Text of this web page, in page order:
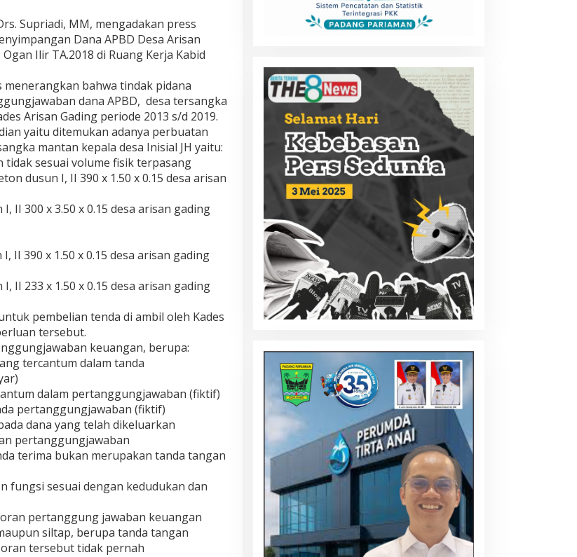
Supriadi, MM, mengadakan press
Dana APBD Desa Arisan
Ilir TA.2018 di Ruang Kerja Kabid
menerangkan bahwa tindak pidana
dana APBD, desa tersangka
Arisan Gading periode 2013 s/d 2019.
yaitu ditemukan adanya perbuatan
mantan kepala desa Inisial JH yaitu:
tidak sesuai volume fisik terpasang
dusun I, II 390 x 1.50 x 0.15 desa arisan
II 300 x 3.50 x 0.15 desa arisan gading
II 390 x 1.50 x 0.15 desa arisan gading
II 233 x 1.50 x 0.15 desa arisan gading
pembelian tenda di ambil oleh Kades
tersebut.
keuangan, berupa:
tercantum dalam tanda
dalam pertanggungjawaban (fiktif)
pertanggungjawaban (fiktif)
dana yang telah dikeluarkan
pertanggungjawaban
terima bukan merupakan tanda tangan
fungsi sesuai dengan kedudukan dan
pertanggung jawaban keuangan
siltap, berupa tanda tangan
tersebut tidak pernah